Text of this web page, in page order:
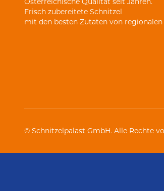
Frisch zubereitete Schnitzel
mit den besten Zutaten von regionalen
© Schnitzelpalast GmbH. Alle Rechte